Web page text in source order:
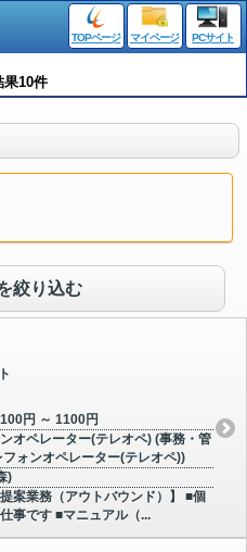
TOPページ マイページ PCサイト
果10件
絞り込む
円 ～ 1100円
オペレーター(テレオペ) (事務・管
ォンオペレーター(テレオペ))
)
案業務（アウトバウンド）】 ■個
事です ■マニュアル（...